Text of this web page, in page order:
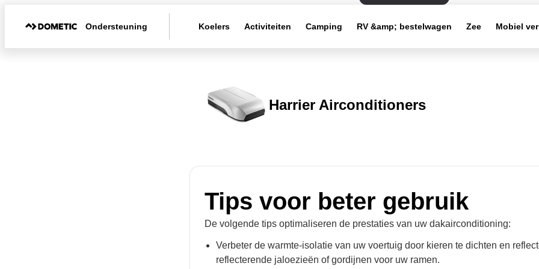
Ondersteuning Koelers Activiteiten Camping RV &amp; bestelwagen Zee Mobiel
Harrier Airconditioners
Tips voor beter gebruik
De volgende tips optimaliseren de prestaties van uw dakairconditioning:
Verbeter de warmte-isolatie van uw voertuig door kieren te dichten en
reflecterende jaloezieën of gordijnen voor uw ramen.